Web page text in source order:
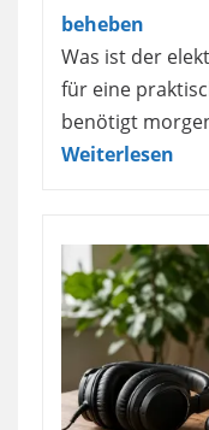
beheben
Was ist der
für eine
benötigt
Weiterlesen